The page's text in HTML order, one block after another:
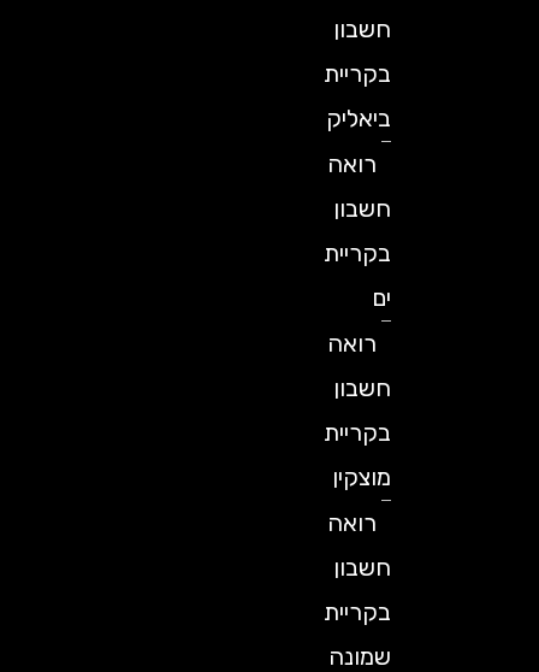
חשבון
בקריית
ביאליק
רואה
חשבון
בקריית
רואה
חשבון
בקריית
מוצקין
רואה
חשבון
בקריית
שמונה